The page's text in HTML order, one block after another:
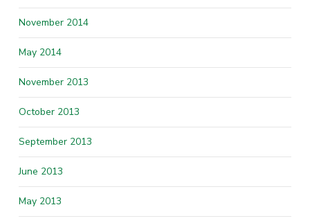
November 2014
May 2014
November 2013
October 2013
September 2013
June 2013
May 2013